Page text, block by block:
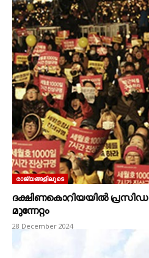
രാജ്യങ്ങളിലൂടെ
ദക്ഷിണകൊറിയയിൽ
മുന്നേറ്റം
28 December 2024